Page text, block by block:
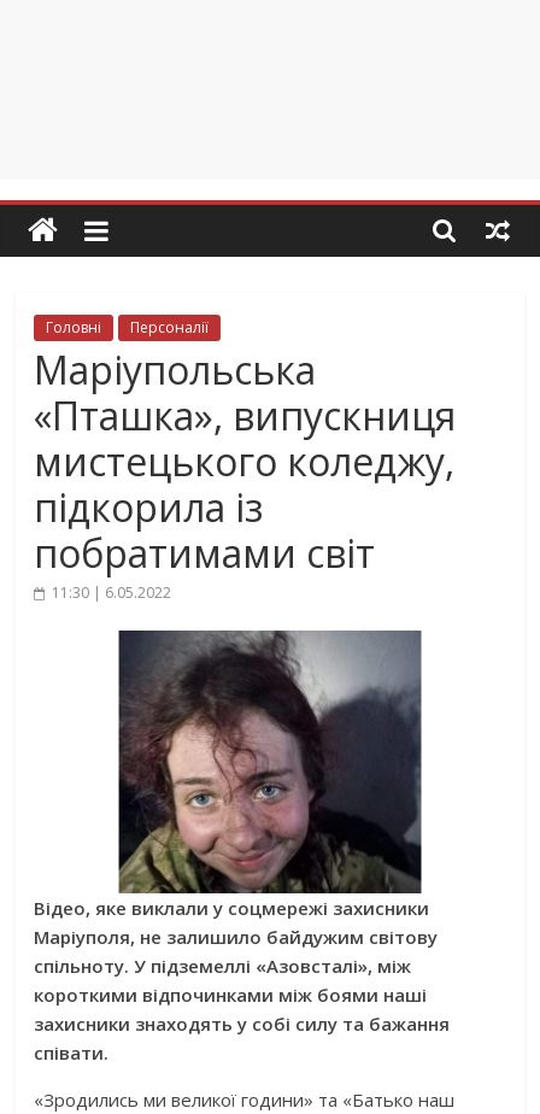
Головні Персоналії
Маріупольська
«Пташка», випускниця
мистецького коледжу,
підкорила із
побратимами світ
11:30 | 6.05.2022
Відео, яке виклали у соцмережі захисники
Маріуполя, не залишило байдужим світову
спільноту. У підземеллі «Азовсталі», між
короткими відпочинками між боями наші
захисники знаходять у собі силу та бажання
співати.
«Зродились ми великої години» та «Батько наш